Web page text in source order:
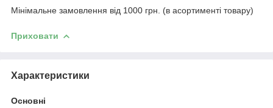
Мінімальне замовлення від 1000 грн. (в асортименті товару)
Приховати
Характеристики
Основні